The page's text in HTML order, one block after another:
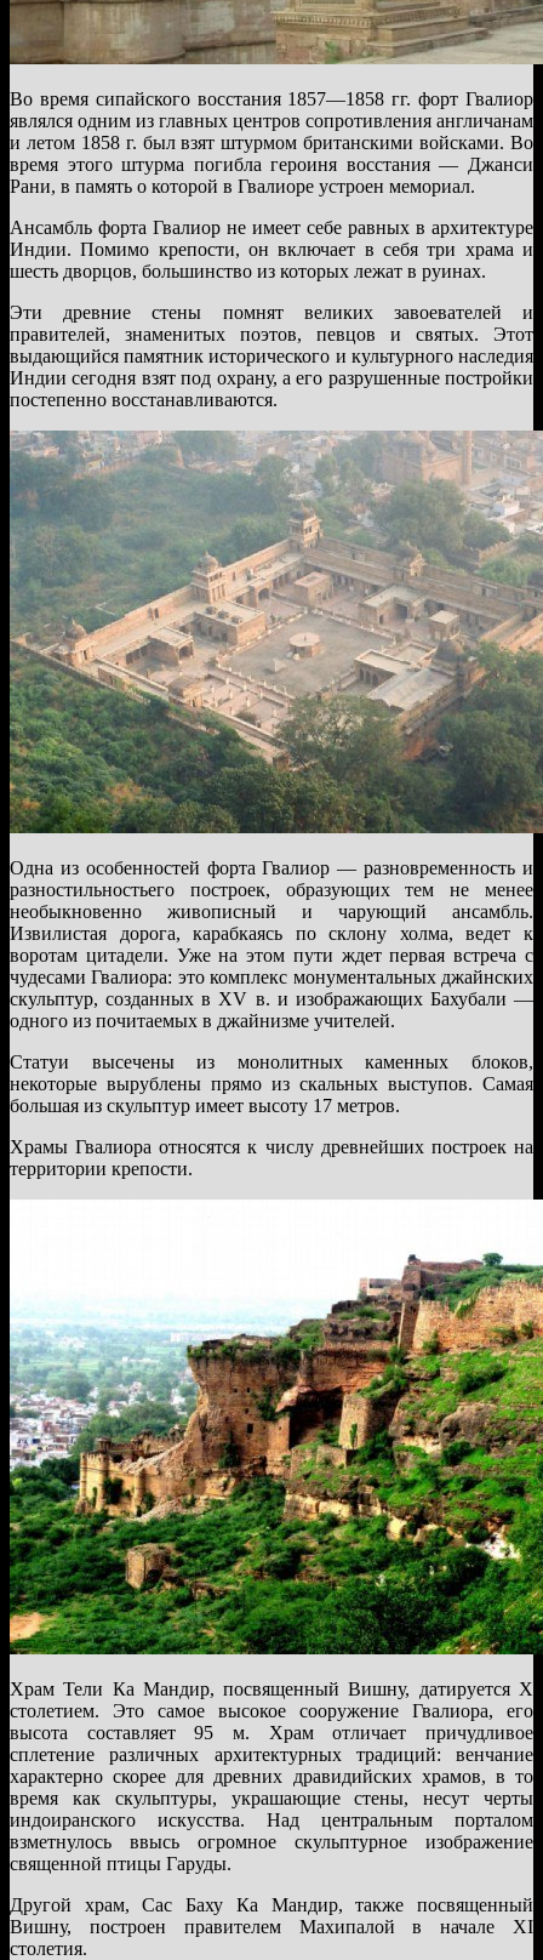
Во время сипайского восстания 1857—1858 гг. форт Гвалиор
являлся одним из главных центров сопротивления англичанам
и летом 1858 г. был взят штурмом британскими войсками. Во
время этого штурма погибла героиня восстания — Джанси
Рани, в память о которой в Гвалиоре устроен мемориал.
Ансамбль форта Гвалиор не имеет себе равных в архитектуре
Индии. Помимо крепости, он включает в себя три храма и
шесть дворцов, большинство из которых лежат в руинах.
Эти древние стены помнят великих завоевателей и
правителей, знаменитых поэтов, певцов и святых. Этот
выдающийся памятник исторического и культурного наследия
Индии сегодня взят под охрану, а его разрушенные постройки
постепенно восстанавливаются.
Одна из особенностей форта Гвалиор — разновременность и
разностильностьего построек, образующих тем не менее
необыкновенно живописный и чарующий ансамбль.
Извилистая дорога, карабкаясь по склону холма, ведет к
воротам цитадели. Уже на этом пути ждет первая встреча с
чудесами Гвалиора: это комплекс монументальных джайнских
скульптур, созданных в XV в. и изображающих Бахубали —
одного из почитаемых в джайнизме учителей.
Статуи высечены из монолитных каменных блоков,
некоторые вырублены прямо из скальных выступов. Самая
большая из скульптур имеет высоту 17 метров.
Храмы Гвалиора относятся к числу древнейших построек на
территории крепости.
Храм Тели Ка Мандир, посвященный Вишну, датируется X
столетием. Это самое высокое сооружение Гвалиора, его
высота составляет 95 м. Храм отличает причудливое
сплетение различных архитектурных традиций: венчание
характерно скорее для древних дравидийских храмов, в то
время как скульптуры, украшающие стены, несут черты
индоиранского искусства. Над центральным порталом
взметнулось ввысь огромное скульптурное изображение
священной птицы Гаруды.
Другой храм, Сас Баху Ка Мандир, также посвященный
Вишну, построен правителем Махипалой в начале XI
столетия.